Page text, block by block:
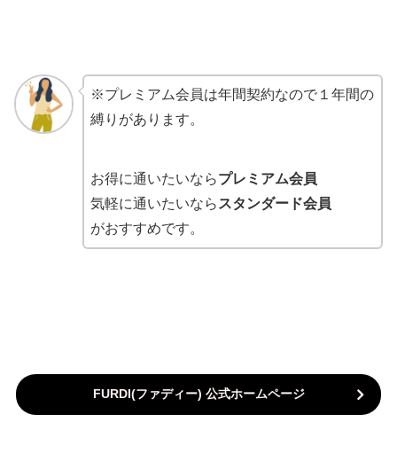
※プレミアム会員は年間契約なので１年間の
縛りがあります。
お得に通いたいならプレミアム会員
気軽に通いたいなら スタンダード会員
がおすすめです。
FURDI(ファディー) 公式ホームページ